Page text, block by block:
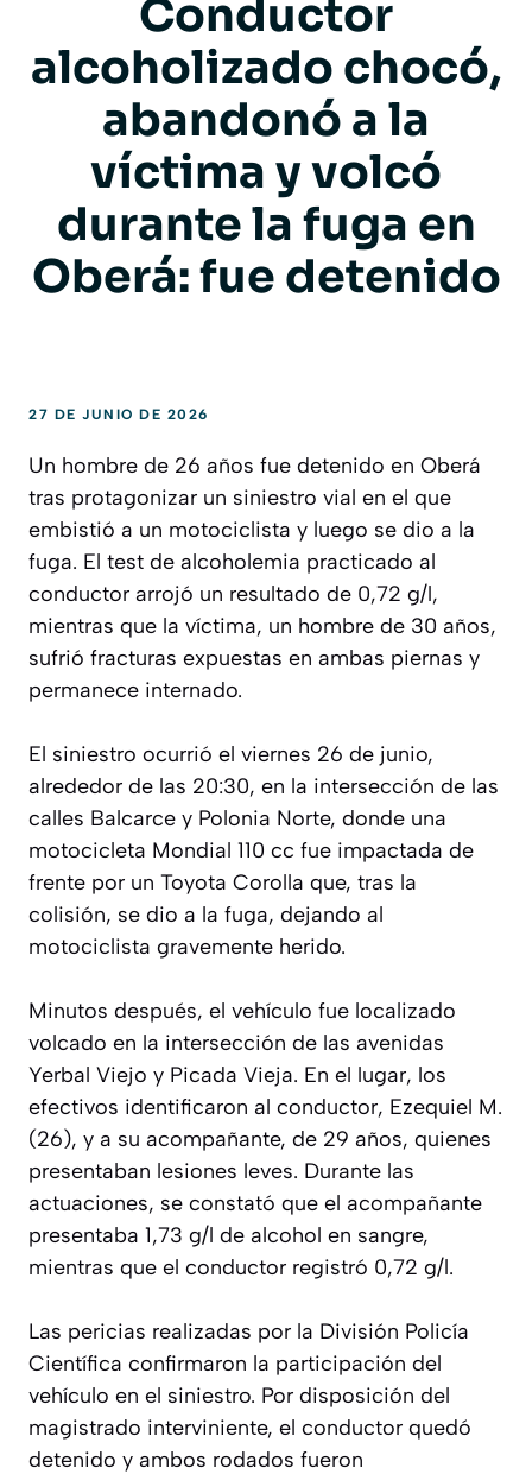
Conductor
alcoholizado chocó,
abandonó a la
víctima y volcó
durante la fuga en
Oberá: fue detenido
27 DE JUNIO DE 2026
Un hombre de 26 años fue detenido en Oberá
tras protagonizar un siniestro vial en el que
embistió a un motociclista y luego se dio a la
fuga. El test de alcoholemia practicado al
conductor arrojó un resultado de 0,72 g/l,
mientras que la víctima, un hombre de 30 años,
sufrió fracturas expuestas en ambas piernas y
permanece internado.
El siniestro ocurrió el viernes 26 de junio,
alrededor de las 20:30, en la intersección de las
calles Balcarce y Polonia Norte, donde una
motocicleta Mondial 110 cc fue impactada de
frente por un Toyota Corolla que, tras la
colisión, se dio a la fuga, dejando al
motociclista gravemente herido.
Minutos después, el vehículo fue localizado
volcado en la intersección de las avenidas
Yerbal Viejo y Picada Vieja. En el lugar, los
efectivos identificaron al conductor, Ezequiel M.
(26), y a su acompañante, de 29 años, quienes
presentaban lesiones leves. Durante las
actuaciones, se constató que el acompañante
presentaba 1,73 g/l de alcohol en sangre,
mientras que el conductor registró 0,72 g/l.
Las pericias realizadas por la División Policía
Científica confirmaron la participación del
vehículo en el siniestro. Por disposición del
magistrado interviniente, el conductor quedó
detenido y ambos rodados fueron